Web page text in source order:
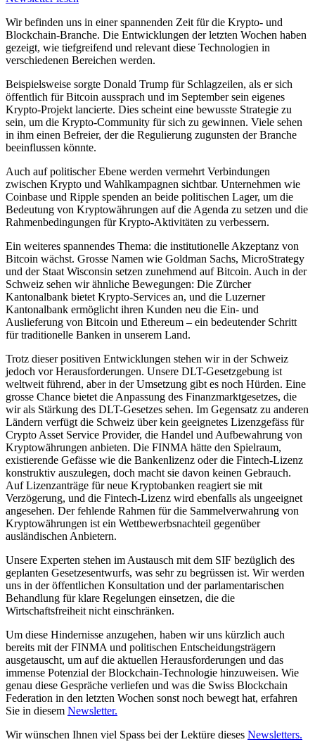
Wir befinden uns in einer spannenden Zeit für die Krypto- und
Blockchain-Branche. Die Entwicklungen der letzten Wochen haben
gezeigt, wie tiefgreifend und relevant diese Technologien in
verschiedenen Bereichen werden.
Beispielsweise sorgte Donald Trump für Schlagzeilen, als er sich
öffentlich für Bitcoin aussprach und im September sein eigenes
Krypto-Projekt lancierte. Dies scheint eine bewusste Strategie zu
sein, um die Krypto-Community für sich zu gewinnen. Viele sehen
in ihm einen Befreier, der die Regulierung zugunsten der Branche
beeinflussen könnte.
Auch auf politischer Ebene werden vermehrt Verbindungen
zwischen Krypto und Wahlkampagnen sichtbar. Unternehmen wie
Coinbase und Ripple spenden an beide politischen Lager, um die
Bedeutung von Kryptowährungen auf die Agenda zu setzen und die
Rahmenbedingungen für Krypto-Aktivitäten zu verbessern.
Ein weiteres spannendes Thema: die institutionelle Akzeptanz von
Bitcoin wächst. Grosse Namen wie Goldman Sachs, MicroStrategy
und der Staat Wisconsin setzen zunehmend auf Bitcoin. Auch in der
Schweiz sehen wir ähnliche Bewegungen: Die Zürcher
Kantonalbank bietet Krypto-Services an, und die Luzerner
Kantonalbank ermöglicht ihren Kunden neu die Ein- und
Auslieferung von Bitcoin und Ethereum – ein bedeutender Schritt
für traditionelle Banken in unserem Land.
Trotz dieser positiven Entwicklungen stehen wir in der Schweiz
jedoch vor Herausforderungen. Unsere DLT-Gesetzgebung ist
weltweit führend, aber in der Umsetzung gibt es noch Hürden. Eine
grosse Chance bietet die Anpassung des Finanzmarktgesetzes, die
wir als Stärkung des DLT-Gesetzes sehen. Im Gegensatz zu anderen
Ländern verfügt die Schweiz über kein geeignetes Lizenzgefäss für
Crypto Asset Service Provider, die Handel und Aufbewahrung von
Kryptowährungen anbieten. Die FINMA hätte den Spielraum,
existierende Gefässe wie die Bankenlizenz oder die Fintech-Lizenz
konstruktiv auszulegen, doch macht sie davon keinen Gebrauch.
Auf Lizenzanträge für neue Kryptobanken reagiert sie mit
Verzögerung, und die Fintech-Lizenz wird ebenfalls als ungeeignet
angesehen. Der fehlende Rahmen für die Sammelverwahrung von
Kryptowährungen ist ein Wettbewerbsnachteil gegenüber
ausländischen Anbietern.
Unsere Experten stehen im Austausch mit dem SIF bezüglich des
geplanten Gesetzesentwurfs, was sehr zu begrüssen ist. Wir werden
uns in der öffentlichen Konsultation und der parlamentarischen
Behandlung für klare Regelungen einsetzen, die die
Wirtschaftsfreiheit nicht einschränken.
Um diese Hindernisse anzugehen, haben wir uns kürzlich auch
bereits mit der FINMA und politischen Entscheidungsträgern
ausgetauscht, um auf die aktuellen Herausforderungen und das
immense Potenzial der Blockchain-Technologie hinzuweisen. Wie
genau diese Gespräche verliefen und was die Swiss Blockchain
Federation in den letzten Wochen sonst noch bewegt hat, erfahren
Sie in diesem Newsletter.
Wir wünschen Ihnen viel Spass bei der Lektüre dieses Newsletters.